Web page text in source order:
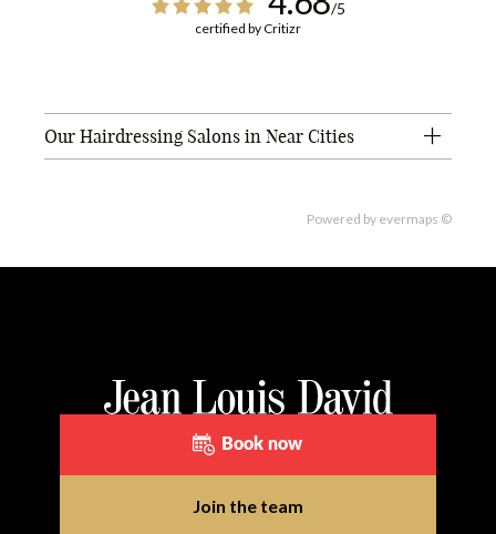
/5
certified by Critizr
Our Hairdressing Salons in Near Cities
Powered by evermaps ©
Book now
Join the team